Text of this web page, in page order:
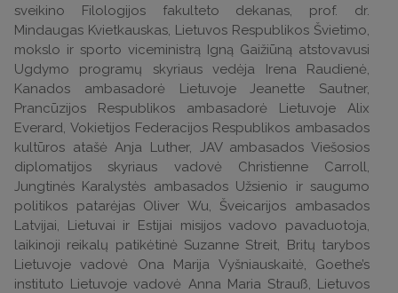
sveikino Filologijos fakulteto dekanas, prof. dr.
Mindaugas Kvietkauskas, Lietuvos Respublikos Švietimo,
mokslo ir sporto viceministrą Igną Gaižiūną atstovavusi
Ugdymo programų skyriaus vedėja Irena Raudienė,
Kanados ambasadorė Lietuvoje Jeanette Sautner,
Prancūzijos Respublikos ambasadorė Lietuvoje Alix
Everard, Vokietijos Federacijos Respublikos ambasados
kultūros atašė Anja Luther, JAV ambasados Viešosios
diplomatijos skyriaus vadovė Christienne Carroll,
Jungtinės Karalystės ambasados Užsienio ir saugumo
politikos patarėjas Oliver Wu, Šveicarijos ambasados
Latvijai, Lietuvai ir Estijai misijos vadovo pavaduotoja,
laikinoji reikalų patikėtinė Suzanne Streit, Britų tarybos
Lietuvoje vadovė Ona Marija Vyšniauskaitė, Goethe’s
instituto Lietuvoje vadovė Anna Maria Strauß, Lietuvos